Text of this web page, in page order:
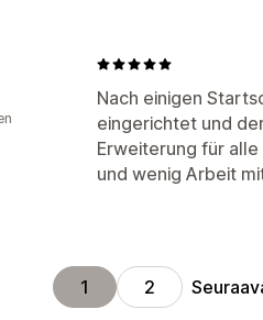
Nach einigen
eingerichtet und
Erweiterung für
und wenig Arbeit
1 2